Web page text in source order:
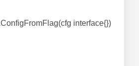
interface{})